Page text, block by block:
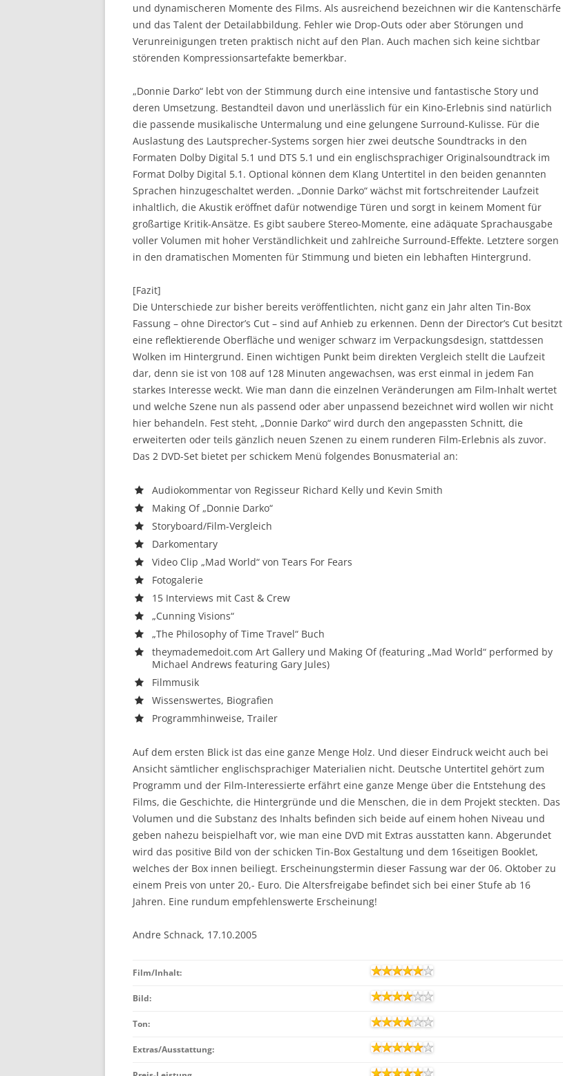
und dynamischeren Momente des Films. Als ausreichend bezeichnen wir die Kantenschärfe
und das Talent der Detailabbildung. Fehler wie Drop-Outs oder aber Störungen und
Verunreinigungen treten praktisch nicht auf den Plan. Auch machen sich keine sichtbar
störenden Kompressionsartefakte bemerkbar.
„Donnie Darko“ lebt von der Stimmung durch eine intensive und fantastische Story und
deren Umsetzung. Bestandteil davon und unerlässlich für ein Kino-Erlebnis sind natürlich
die passende musikalische Untermalung und eine gelungene Surround-Kulisse. Für die
Auslastung des Lautsprecher-Systems sorgen hier zwei deutsche Soundtracks in den
Formaten Dolby Digital 5.1 und DTS 5.1 und ein englischsprachiger Originalsoundtrack im
Format Dolby Digital 5.1. Optional können dem Klang Untertitel in den beiden genannten
Sprachen hinzugeschaltet werden. „Donnie Darko“ wächst mit fortschreitender Laufzeit
inhaltlich, die Akustik eröffnet dafür notwendige Türen und sorgt in keinem Moment für
großartige Kritik-Ansätze. Es gibt saubere Stereo-Momente, eine adäquate Sprachausgabe
voller Volumen mit hoher Verständlichkeit und zahlreiche Surround-Effekte. Letztere sorgen
in den dramatischen Momenten für Stimmung und bieten ein lebhaften Hintergrund.
[Fazit]
Die Unterschiede zur bisher bereits veröffentlichten, nicht ganz ein Jahr alten Tin-Box
Fassung – ohne Director’s Cut – sind auf Anhieb zu erkennen. Denn der Director’s Cut besitzt
eine reflektierende Oberfläche und weniger schwarz im Verpackungsdesign, stattdessen
Wolken im Hintergrund. Einen wichtigen Punkt beim direkten Vergleich stellt die Laufzeit
dar, denn sie ist von 108 auf 128 Minuten angewachsen, was erst einmal in jedem Fan
starkes Interesse weckt. Wie man dann die einzelnen Veränderungen am Film-Inhalt wertet
und welche Szene nun als passend oder aber unpassend bezeichnet wird wollen wir nicht
hier behandeln. Fest steht, „Donnie Darko“ wird durch den angepassten Schnitt, die
erweiterten oder teils gänzlich neuen Szenen zu einem runderen Film-Erlebnis als zuvor.
Das 2 DVD-Set bietet per schickem Menü folgendes Bonusmaterial an:
Audiokommentar von Regisseur Richard Kelly und Kevin Smith
Making Of „Donnie Darko“
Storyboard/Film-Vergleich
Darkomentary
Video Clip „Mad World“ von Tears For Fears
Fotogalerie
15 Interviews mit Cast & Crew
„Cunning Visions“
„The Philosophy of Time Travel“ Buch
theymademedoit.com Art Gallery und Making Of (featuring „Mad World“ performed by
Michael Andrews featuring Gary Jules)
Filmmusik
Wissenswertes, Biografien
Programmhinweise, Trailer
Auf dem ersten Blick ist das eine ganze Menge Holz. Und dieser Eindruck weicht auch bei
Ansicht sämtlicher englischsprachiger Materialien nicht. Deutsche Untertitel gehört zum
Programm und der Film-Interessierte erfährt eine ganze Menge über die Entstehung des
Films, die Geschichte, die Hintergründe und die Menschen, die in dem Projekt steckten. Das
Volumen und die Substanz des Inhalts befinden sich beide auf einem hohen Niveau und
geben nahezu beispielhaft vor, wie man eine DVD mit Extras ausstatten kann. Abgerundet
wird das positive Bild von der schicken Tin-Box Gestaltung und dem 16seitigen Booklet,
welches der Box innen beiliegt. Erscheinungstermin dieser Fassung war der 06. Oktober zu
einem Preis von unter 20,- Euro. Die Altersfreigabe befindet sich bei einer Stufe ab 16
Jahren. Eine rundum empfehlenswerte Erscheinung!
Andre Schnack, 17.10.2005
Film/Inhalt:
Bild:
Ton:
Extras/Ausstattung: